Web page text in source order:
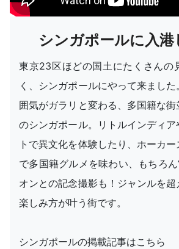
シンガポールに入港
東京23区ほどの国土にたくさんの
く、シンガポールにやって来まし
囲気がガラリと変わる、多国籍な
のシンガポール。リトルインディ
トで異文化を体験したり、ホーカ
で多国籍グルメを味わい、もちろん
オンとの記念撮影も！ジャンルを
楽しみ方が叶う街です。
シンガポールの掲載記事はこちら